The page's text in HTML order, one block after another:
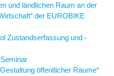
und ländlichen Raum an der
der EUROBIKE
Zustandserfassung und -
öffentlicher Räume“